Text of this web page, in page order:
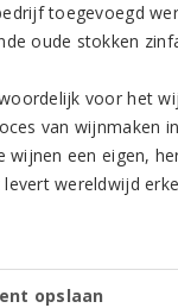
toegevoegd
oude stokken
voor het
van wijnmaken
een eigen,
wereldwijd
opslaan